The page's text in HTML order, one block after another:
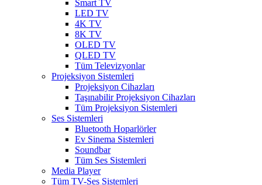
Smart TV
LED TV
4K TV
8K TV
OLED TV
QLED TV
Tüm Televizyonlar
Projeksiyon Sistemleri
Projeksiyon Cihazları
Taşınabilir Projeksiyon Cihazları
Tüm Projeksiyon Sistemleri
Ses Sistemleri
Bluetooth Hoparlörler
Ev Sinema Sistemleri
Soundbar
Tüm Ses Sistemleri
Media Player
Tüm TV-Ses Sistemleri